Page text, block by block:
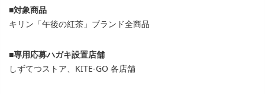
■対象商品
キリン「午後の紅茶」ブランド全商品
■専用応募ハガキ設置店舗
しずてつストア、KITE-GO 各店舗